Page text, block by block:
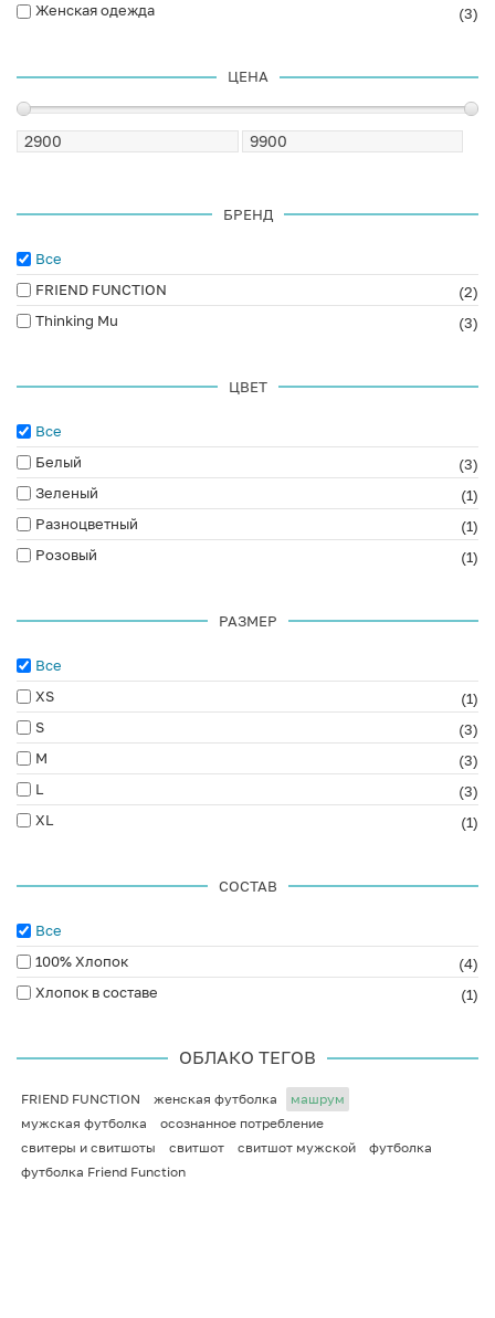
Женская одежда
(3)
ЦЕНА
БРЕНД
Все
FRIEND FUNCTION
(2)
Thinking Mu
(3)
ЦВЕТ
Все
Белый
(3)
Зеленый
(1)
Разноцветный
(1)
Розовый
(1)
РАЗМЕР
Все
XS
(1)
S
(3)
M
(3)
L
(3)
XL
(1)
СОСТАВ
Все
100% Хлопок
(4)
Хлопок в составе
(1)
ОБЛАКО ТЕГОВ
FRIEND FUNCTION женская футболка
машрум
мужская футболка
осознанное потребление
свитеры и свитшоты
свитшот свитшот мужской
футболка
футболка Friend Function